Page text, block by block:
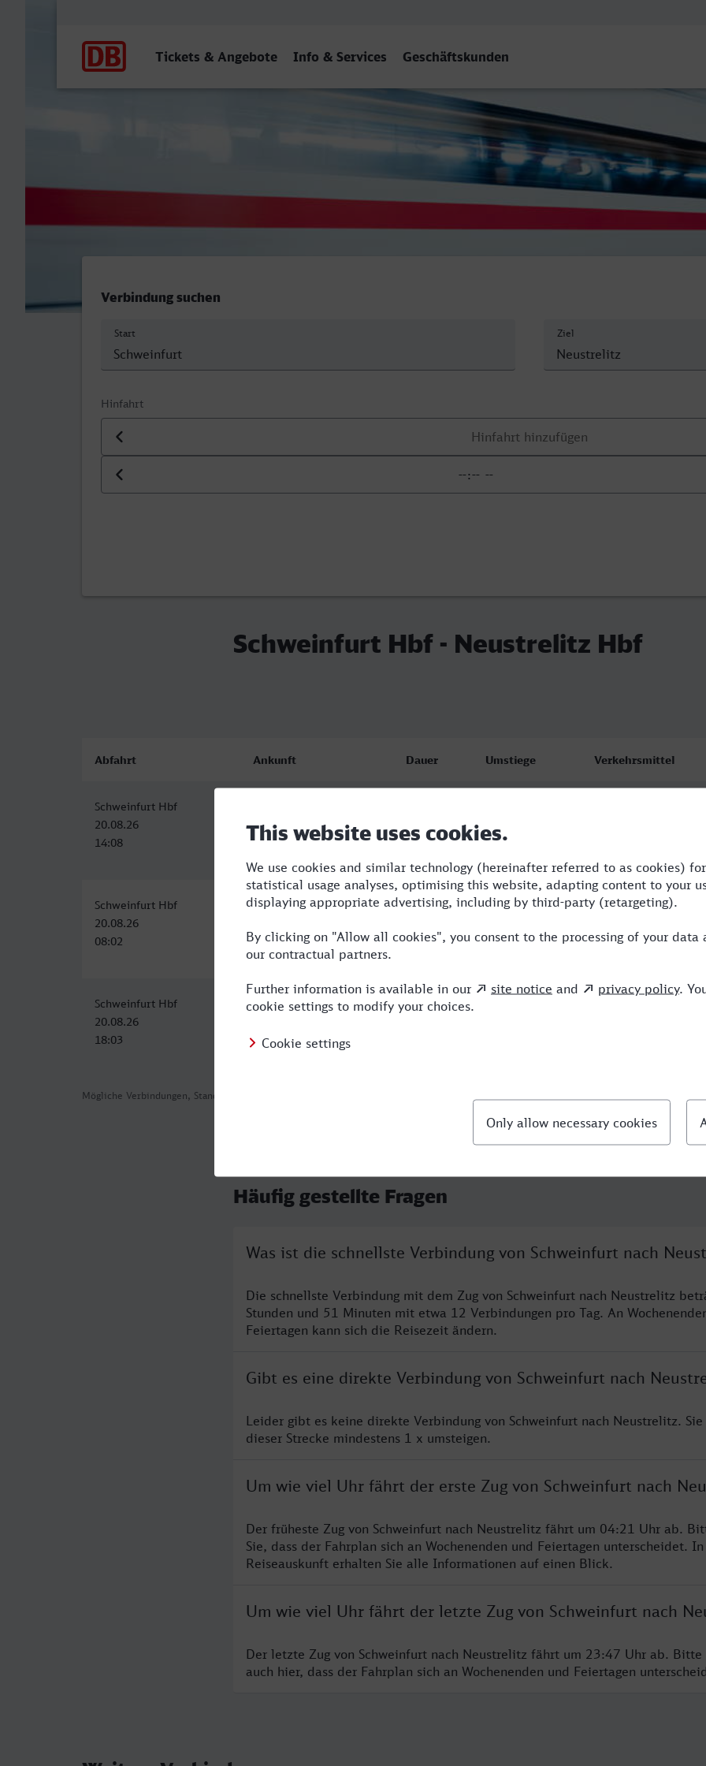
Tickets & Angebote Info & Services Geschäftskunden
Schweinfurt Hbf - Neustrelitz Hbf
Verbindung suchen
Start Ziel
Hinfahrt
Datum der Hinfahrt
Uhrzeit der Hinfahrt
Schweinfurt Hbf - Neustrelitz Hbf
Mögliche Verbindungen, Stand: 2026-08-06 06:26
Abfahrt Ankunft Dauer Umstiege Verkehrsmittel
Schweinfurt Hbf
20.08.26
14:08
20.08.26
18:59
Schweinfurt Hbf
20.08.26
08:02
Neustrelitz Hbf
12:59
4:57 2 RE,ICE
Schweinfurt Hbf
20.08.26
18:03
Neustrelitz Hbf
22:59
4:56
Häufig gestellte Fragen
Was ist die schnellste Verbindung von Schweinfurt nach
Die schnellste Verbindung mit dem Zug von Schweinfurt nach Neustrelitz
Stunden und 51 Minuten mit etwa 12 Verbindungen pro Tag. An
Feiertagen kann sich die Reisezeit ändern.
Gibt es eine direkte Verbindung von Schweinfurt nach
Leider gibt es keine direkte Verbindung von Schweinfurt nach Neustrelitz. Sie
dieser Strecke mindestens 1 x umsteigen.
Um wie viel Uhr fährt der erste Zug von Schweinfurt nach
Der früheste Zug von Schweinfurt nach Neustrelitz fährt um 04:21 Uhr ab.
Sie, dass der Fahrplan sich an Wochenenden und Feiertagen unterscheidet.
Reiseauskunft erhalten Sie alle Informationen auf einen Blick.
Um wie viel Uhr fährt der letzte Zug von Schweinfurt nach
Der letzte Zug von Schweinfurt nach Neustrelitz fährt um 23:47 Uhr ab. Bitte
auch hier, dass der Fahrplan sich an Wochenenden und Feiertagen